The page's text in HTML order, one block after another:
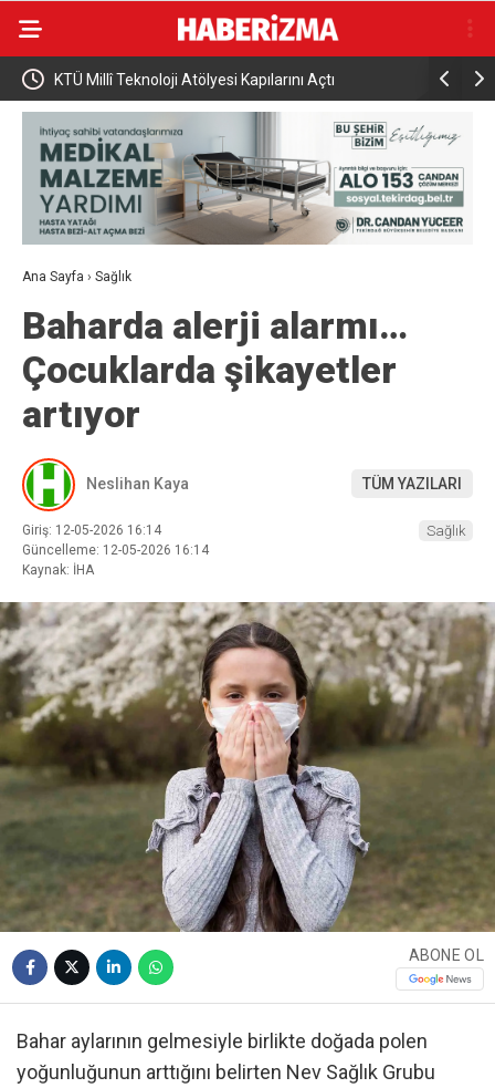
KTÜ Millî Teknoloji Atölyesi Kapılarını Açtı HAYAT
Spotu
Ana Sayfa › Sağlık
Baharda alerji alarmı…
Çocuklarda şikayetler
artıyor
Neslihan Kaya TÜM YAZILARI
Giriş: 12-05-2026 16:14
Güncelleme: 12-05-2026 16:14
Kaynak: İHA
Sağlık
ABONE OL
Bahar aylarının gelmesiyle birlikte doğada polen
yoğunluğunun arttığını belirten Nev Sağlık Grubu